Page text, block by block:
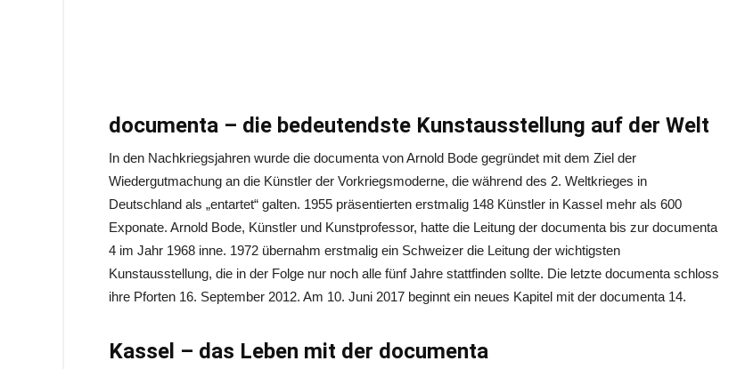
documenta – die bedeutendste Kunstausstellung auf der Welt
In den Nachkriegsjahren wurde die documenta von Arnold Bode gegründet mit dem Ziel der
Wiedergutmachung an die Künstler der Vorkriegsmoderne, die während des 2. Weltkrieges in
Deutschland als „entartet“ galten. 1955 präsentierten erstmalig 148 Künstler in Kassel mehr als 600
Exponate. Arnold Bode, Künstler und Kunstprofessor, hatte die Leitung der documenta bis zur documenta
4 im Jahr 1968 inne. 1972 übernahm erstmalig ein Schweizer die Leitung der wichtigsten
Kunstausstellung, die in der Folge nur noch alle fünf Jahre stattfinden sollte. Die letzte documenta schloss
ihre Pforten 16. September 2012. Am 10. Juni 2017 beginnt ein neues Kapitel mit der documenta 14.
Kassel – das Leben mit der documenta